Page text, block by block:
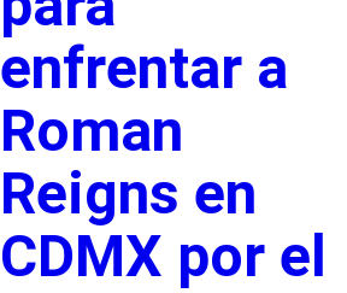
enfrentar a
Roman
Reigns en
CDMX por el